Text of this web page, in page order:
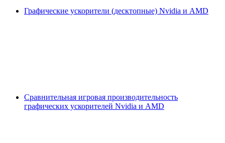
Графические ускорители (десктопные) Nvidia и AMD
Сравнительная игровая производительность
графических ускорителей Nvidia и AMD